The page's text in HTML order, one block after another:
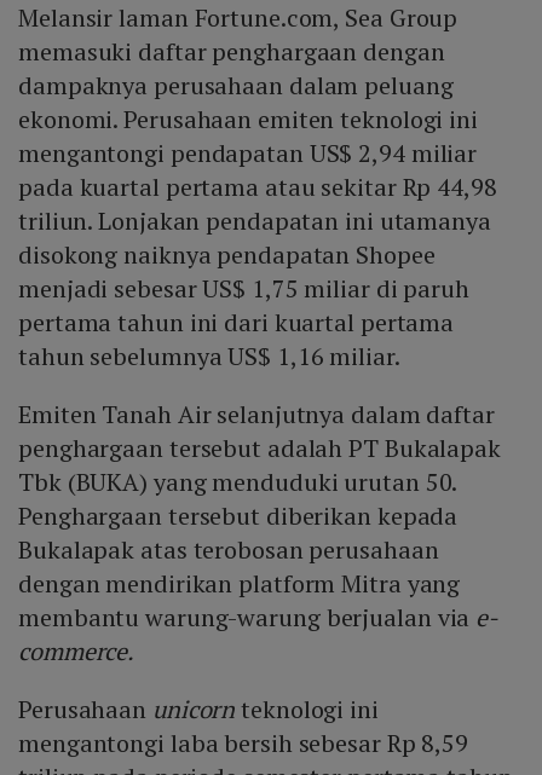
Melansir laman Fortune.com, Sea Group
memasuki daftar penghargaan dengan
dampaknya perusahaan dalam peluang
ekonomi. Perusahaan emiten teknologi ini
mengantongi pendapatan US$ 2,94 miliar
pada kuartal pertama atau sekitar Rp 44,98
triliun. Lonjakan pendapatan ini utamanya
disokong naiknya pendapatan Shopee
menjadi sebesar US$ 1,75 miliar di paruh
pertama tahun ini dari kuartal pertama
tahun sebelumnya US$ 1,16 miliar.
Emiten Tanah Air selanjutnya dalam daftar
penghargaan tersebut adalah PT Bukalapak
Tbk (BUKA) yang menduduki urutan 50.
Penghargaan tersebut diberikan kepada
Bukalapak atas terobosan perusahaan
dengan mendirikan platform Mitra yang
membantu warung-warung berjualan via e-
commerce.
Perusahaan unicornteknologi ini
mengantongi laba bersih sebesar Rp 8,59